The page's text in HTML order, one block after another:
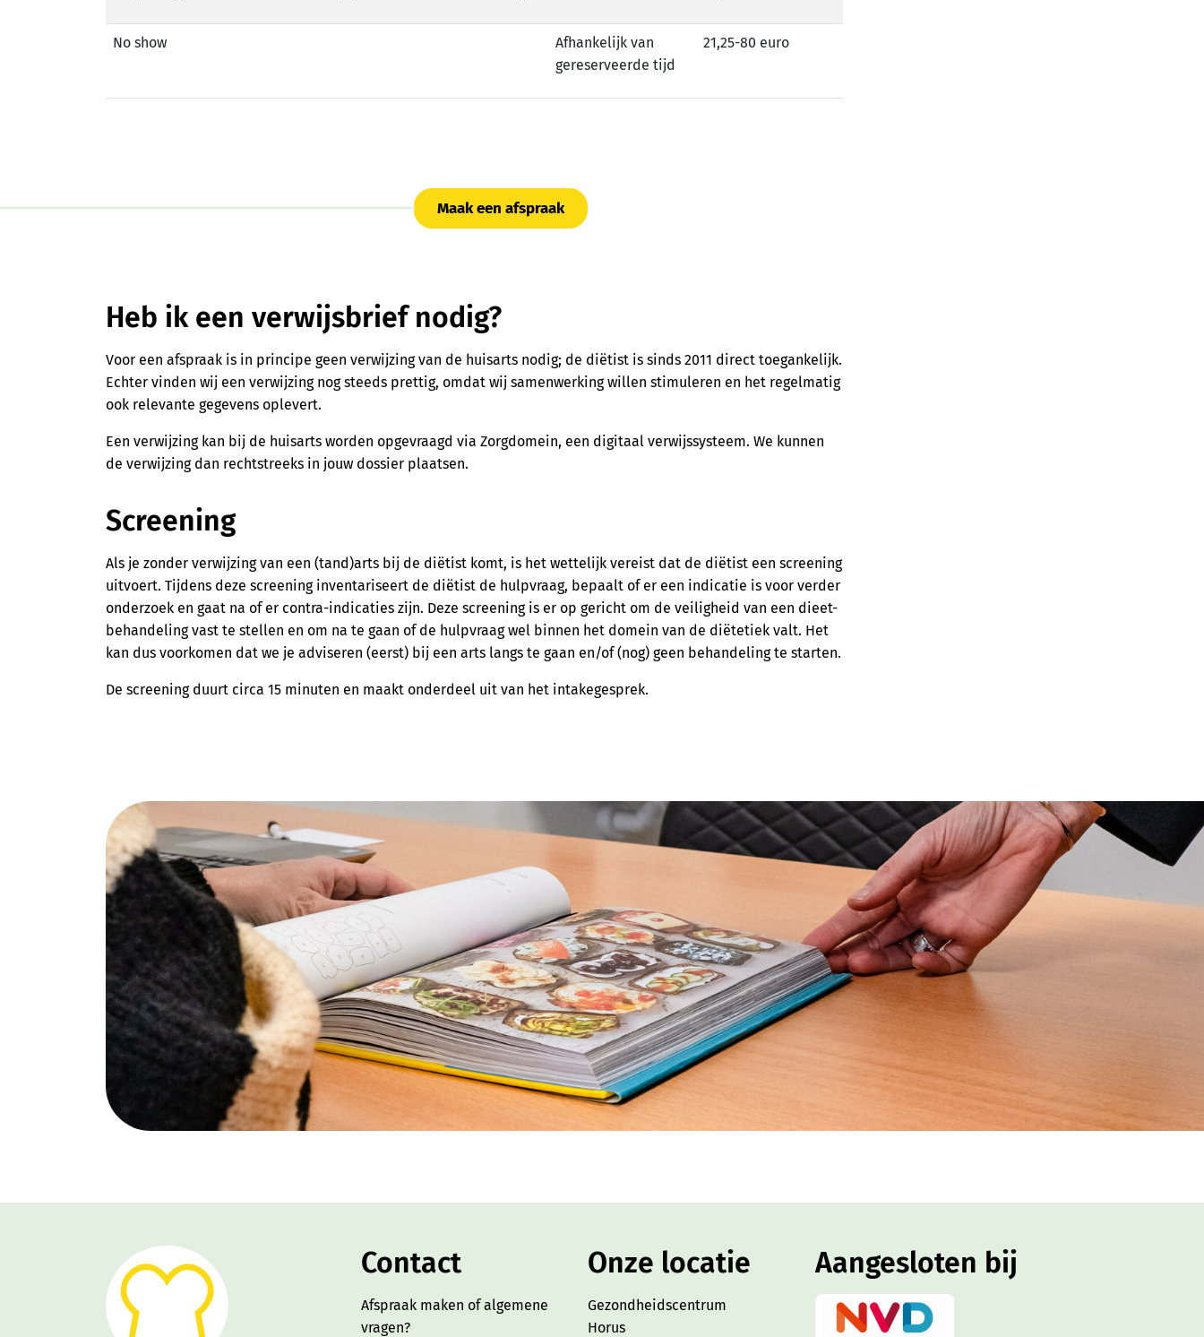
No show
Afhankelijk van
gereserveerde tijd
21,25-80 euro
Maak een afspraak
Heb ik een verwijsbrief nodig?
Voor een afspraak is in principe geen verwijzing van de huisarts nodig; de diëtist is sinds 2011 direct toegankelijk.
Echter vinden wij een verwijzing nog steeds prettig, omdat wij samenwerking willen stimuleren en het regelmatig
ook relevante gegevens oplevert.
Een verwijzing kan bij de huisarts worden opgevraagd via Zorgdomein, een digitaal verwijssysteem. We kunnen
de verwijzing dan rechtstreeks in jouw dossier plaatsen.
Screening
Als je zonder verwijzing van een (tand)arts bij de diëtist komt, is het wettelijk vereist dat de diëtist een screening
uitvoert. Tijdens deze screening inventariseert de diëtist de hulpvraag, bepaalt of er een indicatie is voor verder
onderzoek en gaat na of er contra-indicaties zijn. Deze screening is er op gericht om de veiligheid van een dieet-
behandeling vast te stellen en om na te gaan of de hulpvraag wel binnen het domein van de diëtetiek valt. Het
kan dus voorkomen dat we je adviseren (eerst) bij een arts langs te gaan en/of (nog) geen behandeling te starten.
De screening duurt circa 15 minuten en maakt onderdeel uit van het intakegesprek.
Contact
Afspraak maken of algemene
vragen?
Onze locatie
Gezondheidscentrum
Horus
Aangesloten bij